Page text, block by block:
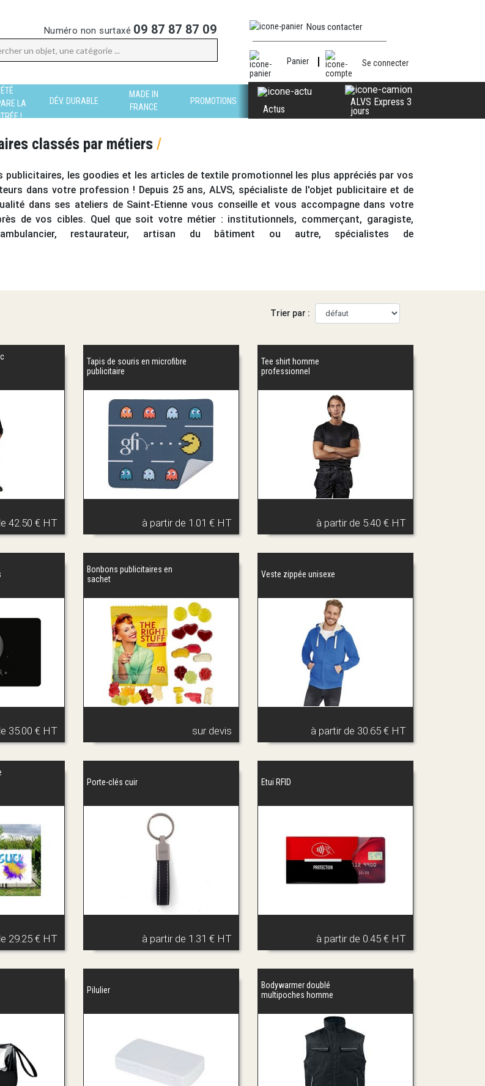
Numéro non surtaxé 09 87 87 87 09 Nous contacter
Panier Se connecter
LA
!
DÉV. DURABLE
MADE IN
FRANCE
PROMOTIONS
Actus
ALVS Express 3
jours
classés par métiers /
publicitaires, les goodies et les articles de textile promotionnel les plus appréciés par vos
dans votre profession ! Depuis 25 ans, ALVS, spécialiste de l'objet publicitaire et de
dans ses ateliers de Saint-Etienne vous conseille et vous accompagne dans votre
de vos cibles. Quel que soit votre métier : institutionnels, commerçant, garagiste,
ambulancier, restaurateur, artisan du bâtiment ou autre, spécialistes de
Trier par :
42.50 € HT
Tapis de souris en microfibre
publicitaire
à partir de 1.01 € HT
Tee shirt homme
professionnel
à partir de 5.40 € HT
35.00 € HT
Bonbons publicitaires en
sachet
sur devis
Veste zippée unisexe
à partir de 30.65 € HT
29.25 € HT
Porte-clés cuir
à partir de 1.31 € HT
Etui RFID
à partir de 0.45 € HT
Pilulier
Bodywarmer doublé
multipoches homme